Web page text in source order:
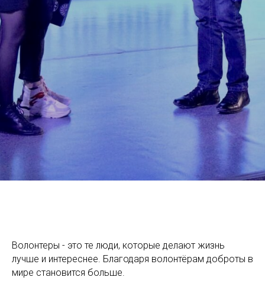
Волонтеры - это те люди, которые делают жизнь
лучше и интереснее. Благодаря волонтёрам доброты в
мире становится больше.